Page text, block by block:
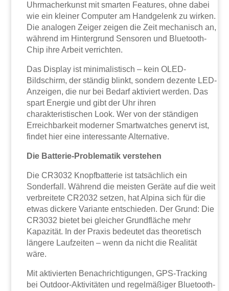
Uhrmacherkunst mit smarten Features, ohne dabei
wie ein kleiner Computer am Handgelenk zu wirken.
Die analogen Zeiger zeigen die Zeit mechanisch an,
während im Hintergrund Sensoren und Bluetooth-
Chip ihre Arbeit verrichten.
Das Display ist minimalistisch – kein OLED-
Bildschirm, der ständig blinkt, sondern dezente LED-
Anzeigen, die nur bei Bedarf aktiviert werden. Das
spart Energie und gibt der Uhr ihren
charakteristischen Look. Wer von der ständigen
Erreichbarkeit moderner Smartwatches genervt ist,
findet hier eine interessante Alternative.
Die Batterie-Problematik verstehen
Die CR3032 Knopfbatterie ist tatsächlich ein
Sonderfall. Während die meisten Geräte auf die weit
verbreitete CR2032 setzen, hat Alpina sich für die
etwas dickere Variante entschieden. Der Grund: Die
CR3032 bietet bei gleicher Grundfläche mehr
Kapazität. In der Praxis bedeutet das theoretisch
längere Laufzeiten – wenn da nicht die Realität
wäre.
Mit aktivierten Benachrichtigungen, GPS-Tracking
bei Outdoor-Aktivitäten und regelmäßiger Bluetooth-